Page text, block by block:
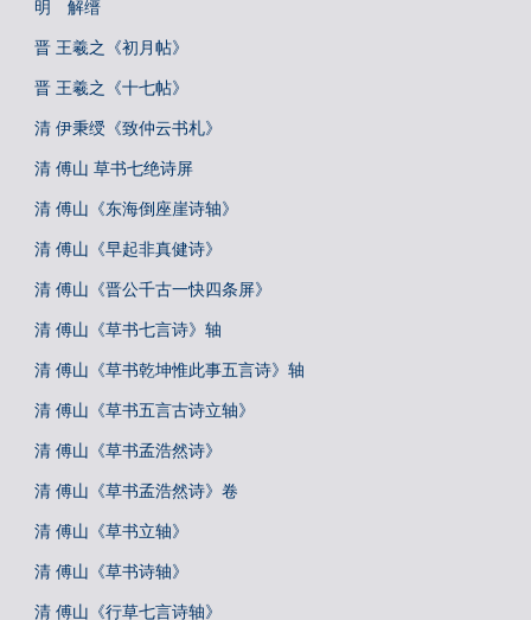
明 解缙
晋 王羲之《初月帖》
晋 王羲之《十七帖》
清 伊秉绶《致仲云书札》
清 傅山 草书七绝诗屏
清 傅山《东海倒座崖诗轴》
清 傅山《早起非真健诗》
清 傅山《晋公千古一快四条屏》
清 傅山《草书七言诗》轴
清 傅山《草书乾坤惟此事五言诗》轴
清 傅山《草书五言古诗立轴》
清 傅山《草书孟浩然诗》
清 傅山《草书孟浩然诗》卷
清 傅山《草书立轴》
清 傅山《草书诗轴》
清 傅山《行草七言诗轴》